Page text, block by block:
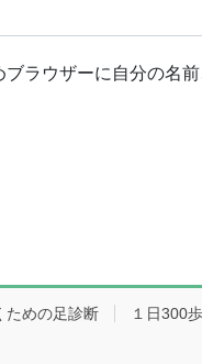
ラウザーに自分の名
ための足診断 １日300